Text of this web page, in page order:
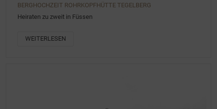
BERGHOCHZEIT ROHRKOPFHÜTTE TEGELBERG
Heiraten zu zweit in Füssen
WEITERLESEN